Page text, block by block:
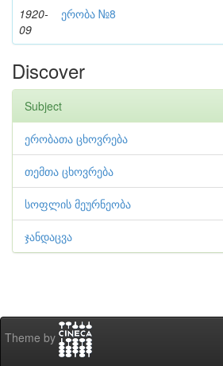
1920-
09
ერობა №8
Discover
Subject
ერობათა ცხოვრება
თემთა ცხოვრება
სოფლის მეურნეობა
ჯანდაცვა
Theme by